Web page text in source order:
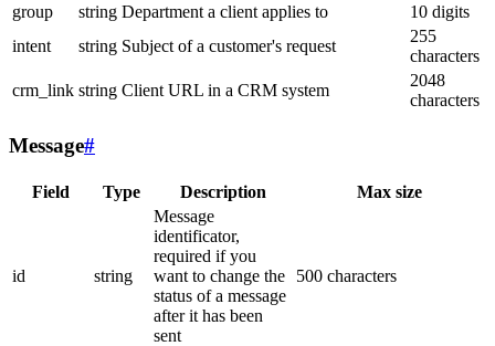
group
string Department a client applies to
10 digits
intent
string Subject of a customer's request
255
characters
crm_link string Client URL in a CRM system
2048
characters
Message#
Field Type Description Max size
id string
Message
identificator,
required if you
want to change the
status of a message
after it has been
sent
500 characters